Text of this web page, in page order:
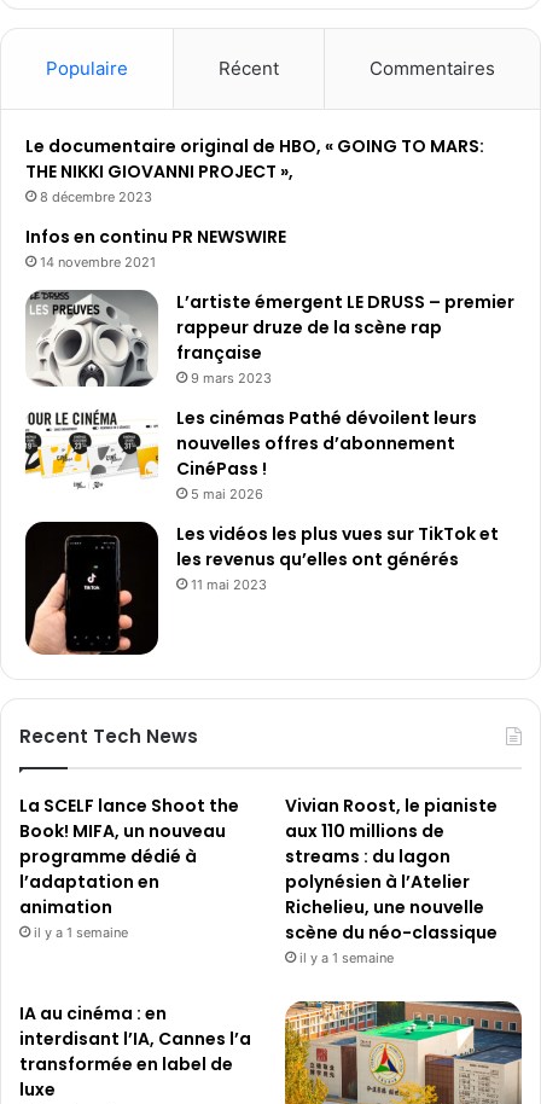
Populaire Récent Commentaires
Le documentaire original de HBO, « GOING TO MARS:
THE NIKKI GIOVANNI PROJECT »,
8 décembre 2023
Infos en continu PR NEWSWIRE
14 novembre 2021
L’artiste émergent LE DRUSS – premier
rappeur druze de la scène rap
française
9 mars 2023
Les cinémas Pathé dévoilent leurs
nouvelles offres d’abonnement
CinéPass !
5 mai 2026
Les vidéos les plus vues sur TikTok et
les revenus qu’elles ont générés
11 mai 2023
Recent Tech News
La SCELF lance Shoot the
Book! MIFA, un nouveau
programme dédié à
l’adaptation en
animation
il y a 1 semaine
Vivian Roost, le pianiste
aux 110 millions de
streams : du lagon
polynésien à l’Atelier
Richelieu, une nouvelle
scène du néo-classique
il y a 1 semaine
IA au cinéma : en
interdisant l’IA, Cannes l’a
transformée en label de
luxe